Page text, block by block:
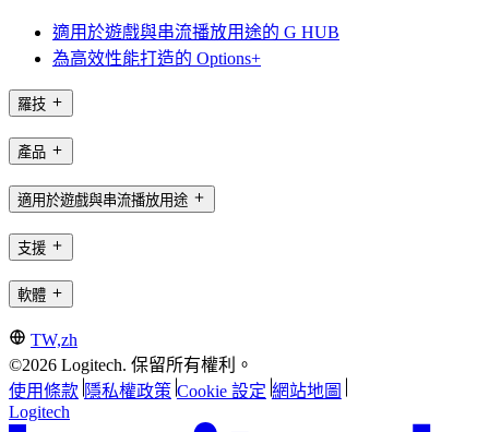
適用於遊戲與串流播放用途的 G HUB
為高效性能打造的 Options+
羅技
產品
適用於遊戲與串流播放用途
支援
軟體
TW,zh
©2026 Logitech. 保留所有權利。
使用條款 隱私權政策 Cookie 設定 網站地圖
Logitech